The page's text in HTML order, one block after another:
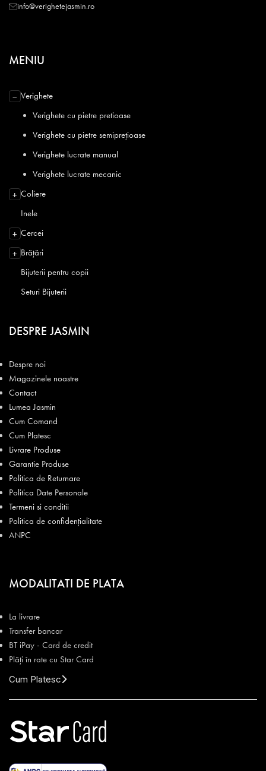
info@verighetejasmin.ro
MENIU
− Verighete
Verighete cu pietre pretioase
Verighete cu pietre semiprețioase
Verighete lucrate manual
Verighete lucrate mecanic
+ Coliere
Inele
+ Cercei
+ Brățări
Bijuterii pentru copii
Seturi Bijuterii
DESPRE JASMIN
Despre noi
Magazinele noastre
Contact
Lumea Jasmin
Cum Comand
Cum Platesc
Livrare Produse
Garantie Produse
Politica de Returnare
Politica Date Personale
Termeni si conditii
Politica de confidențialitate
ANPC
MODALITATI DE PLATA
La livrare
Transfer bancar
BT iPay - Card de credit
Plăți în rate cu Star Card
Cum Platesc